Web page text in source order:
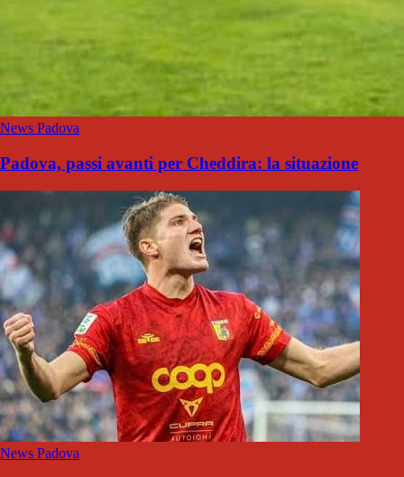
News Padova
Padova, passi avanti per Cheddira: la situazione
News Padova